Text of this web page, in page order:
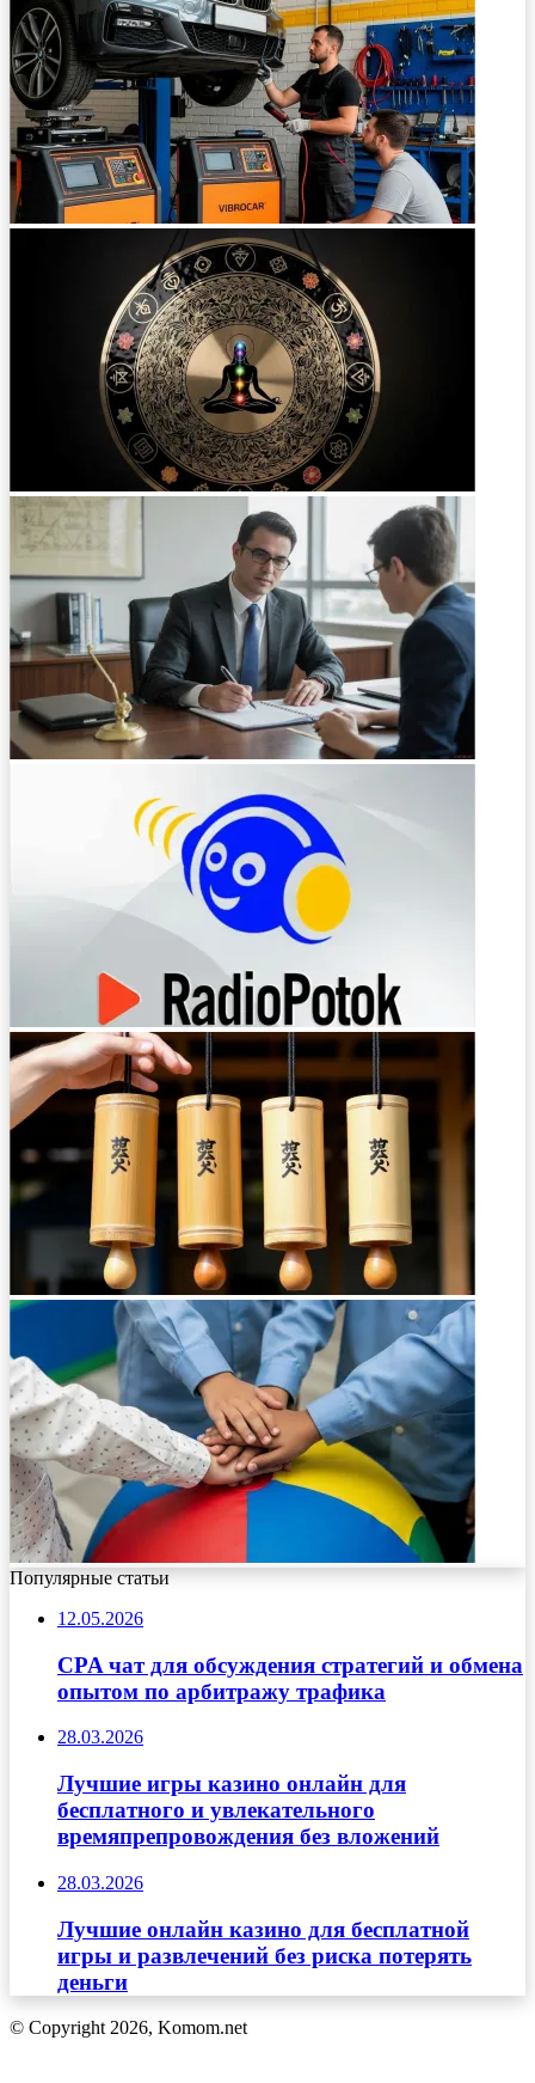
Популярные статьи
12.05.2026
CPA чат для обсуждения стратегий и обмена
опытом по арбитражу трафика
28.03.2026
Лучшие игры казино онлайн для
бесплатного и увлекательного
времяпрепровождения без вложений
28.03.2026
Лучшие онлайн казино для бесплатной
игры и развлечений без риска потерять
деньги
© Copyright 2026, Komom.net